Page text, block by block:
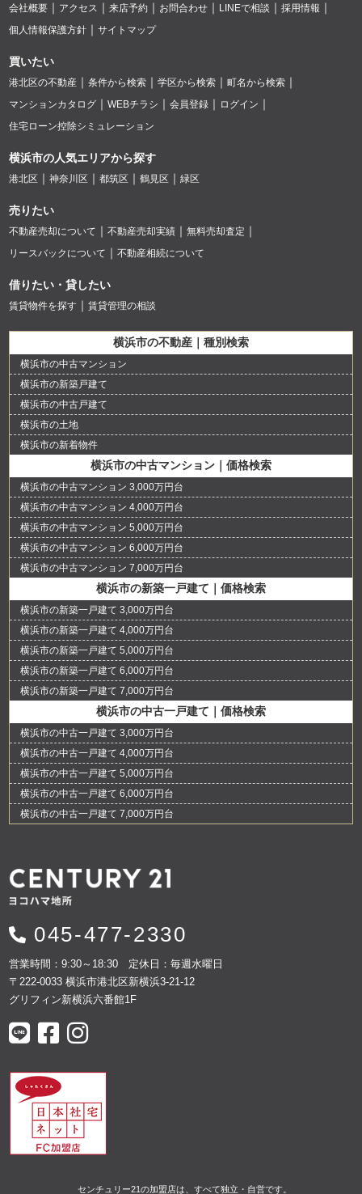
会社概要
アクセス 来店予約 お問合わせ LINEで相談
採用情報
個人情報保護方針
サイトマップ
買いたい
港北区の不動産 条件から検索 学区から検索
町名から検索
マンションカタログ
WEBチラシ 会員登録
ログイン
住宅ローン控除シミュレーション
横浜市の人気エリアから探す
港北区 神奈川区 都筑区 鶴見区 緑区
売りたい
不動産売却について 不動産売却実績
無料売却査定
リースバックについて
不動産相続について
借りたい・貸したい
賃貸物件を探す 賃貸管理の相談
横浜市の不動産｜種別検索
横浜市の中古マンション
横浜市の新築戸建て
横浜市の中古戸建て
横浜市の土地
横浜市の新着物件
横浜市の中古マンション｜価格検索
横浜市の中古マンション 3,000万円台
横浜市の中古マンション 4,000万円台
横浜市の中古マンション 5,000万円台
横浜市の中古マンション 6,000万円台
横浜市の中古マンション 7,000万円台
横浜市の新築一戸建て｜価格検索
横浜市の新築一戸建て 3,000万円台
横浜市の新築一戸建て 4,000万円台
横浜市の新築一戸建て 5,000万円台
横浜市の新築一戸建て 6,000万円台
横浜市の新築一戸建て 7,000万円台
横浜市の中古一戸建て｜価格検索
横浜市の中古一戸建て 3,000万円台
横浜市の中古一戸建て 4,000万円台
横浜市の中古一戸建て 5,000万円台
横浜市の中古一戸建て 6,000万円台
横浜市の中古一戸建て 7,000万円台
045-477-2330
営業時間：9:30～18:30 定休日：毎週水曜日
〒222-0033 横浜市港北区新横浜3-21-12
グリフィン新横浜六番館1F
センチュリー21の加盟店は、すべて独立・自営です。